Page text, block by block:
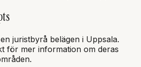
juristbyrå belägen i Uppsala.
för mer information om deras